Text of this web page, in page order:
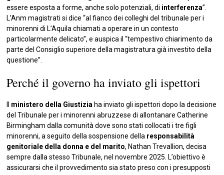
essere esposta a forme, anche solo potenziali, di interferenza”.
L’Anm magistrati si dice “al fianco dei colleghi del tribunale per i
minorenni di L’Aquila chiamati a operare in un contesto
particolarmente delicato”, e auspica il “tempestivo chiarimento da
parte del Consiglio superiore della magistratura già investito della
questione”.
Perché il governo ha inviato gli ispettori
ministero della Giustizia ha inviato gli ispettori dopo la decisione
del Tribunale per i minorenni abruzzese di allontanare Catherine
Birmingham dalla comunità dove sono stati collocati i tre figli
minorenni, a seguito della sospensione della responsabilità
genitoriale della donna e del marito, Nathan Trevallion, decisa
sempre dalla stesso Tribunale, nel novembre 2025. L’obiettivo è
assicurarsi che il provvedimento sia stato preso con i presupposti